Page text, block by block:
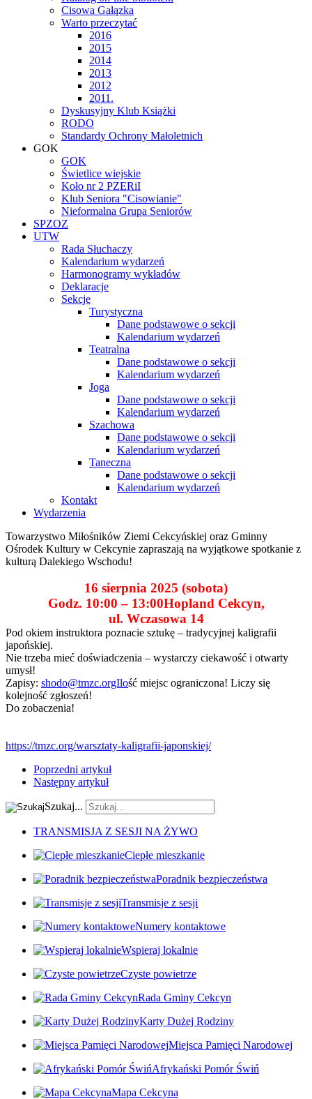
Cisowa Gałązka
Warto przeczytać
2016
2015
2014
2013
2012
2011.
Dyskusyjny Klub Książki
RODO
Standardy Ochrony Małoletnich
GOK
GOK
Świetlice wiejskie
Koło nr 2 PZERiI
Klub Seniora "Cisowianie"
Nieformalna Grupa Seniorów
SPZOZ
UTW
Rada Słuchaczy
Kalendarium wydarzeń
Harmonogramy wykładów
Deklaracje
Sekcje
Turystyczna
Dane podstawowe o sekcji
Kalendarium wydarzeń
Teatralna
Dane podstawowe o sekcji
Kalendarium wydarzeń
Joga
Dane podstawowe o sekcji
Kalendarium wydarzeń
Szachowa
Dane podstawowe o sekcji
Kalendarium wydarzeń
Taneczna
Dane podstawowe o sekcji
Kalendarium wydarzeń
Kontakt
Wydarzenia
Towarzystwo Miłośników Ziemi Cekcyńskiej oraz Gminny
Ośrodek Kultury w Cekcynie zapraszają na wyjątkowe spotkanie z
kulturą Dalekiego Wschodu!
16 sierpnia 2025 (sobota)
Godz. 10:00 – 13:00Hopland Cekcyn,
ul. Wczasowa 14
Pod okiem instruktora poznacie sztukę – tradycyjnej kaligrafii
japońskiej.
Nie trzeba mieć doświadczenia – wystarczy ciekawość i otwarty
umysł!
Zapisy: shodo@tmzc.orgIlość miejsc ograniczona! Liczy się
kolejność zgłoszeń!
Do zobaczenia!
https://tmzc.org/warsztaty-kaligrafii-japonskiej/
Poprzedni artykuł
Następny artykuł
Szukaj...
TRANSMISJA Z SESJI NA ŻYWO
Ciepłe mieszkanie
Poradnik bezpieczeństwa
Transmisje z sesji
Numery kontaktowe
Wspieraj lokalnie
Czyste powietrze
Rada Gminy Cekcyn
Karty Dużej Rodziny
Miejsca Pamięci Narodowej
Afrykański Pomór Świń
Mapa Cekcyna